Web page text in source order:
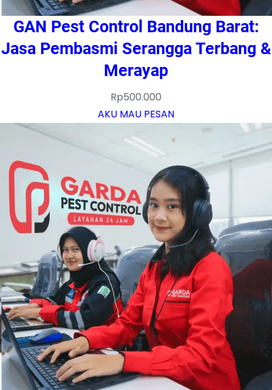
GAN Pest Control Bandung Barat:
Jasa Pembasmi Serangga Terbang &
Merayap
Rp500.000
AKU MAU PESAN